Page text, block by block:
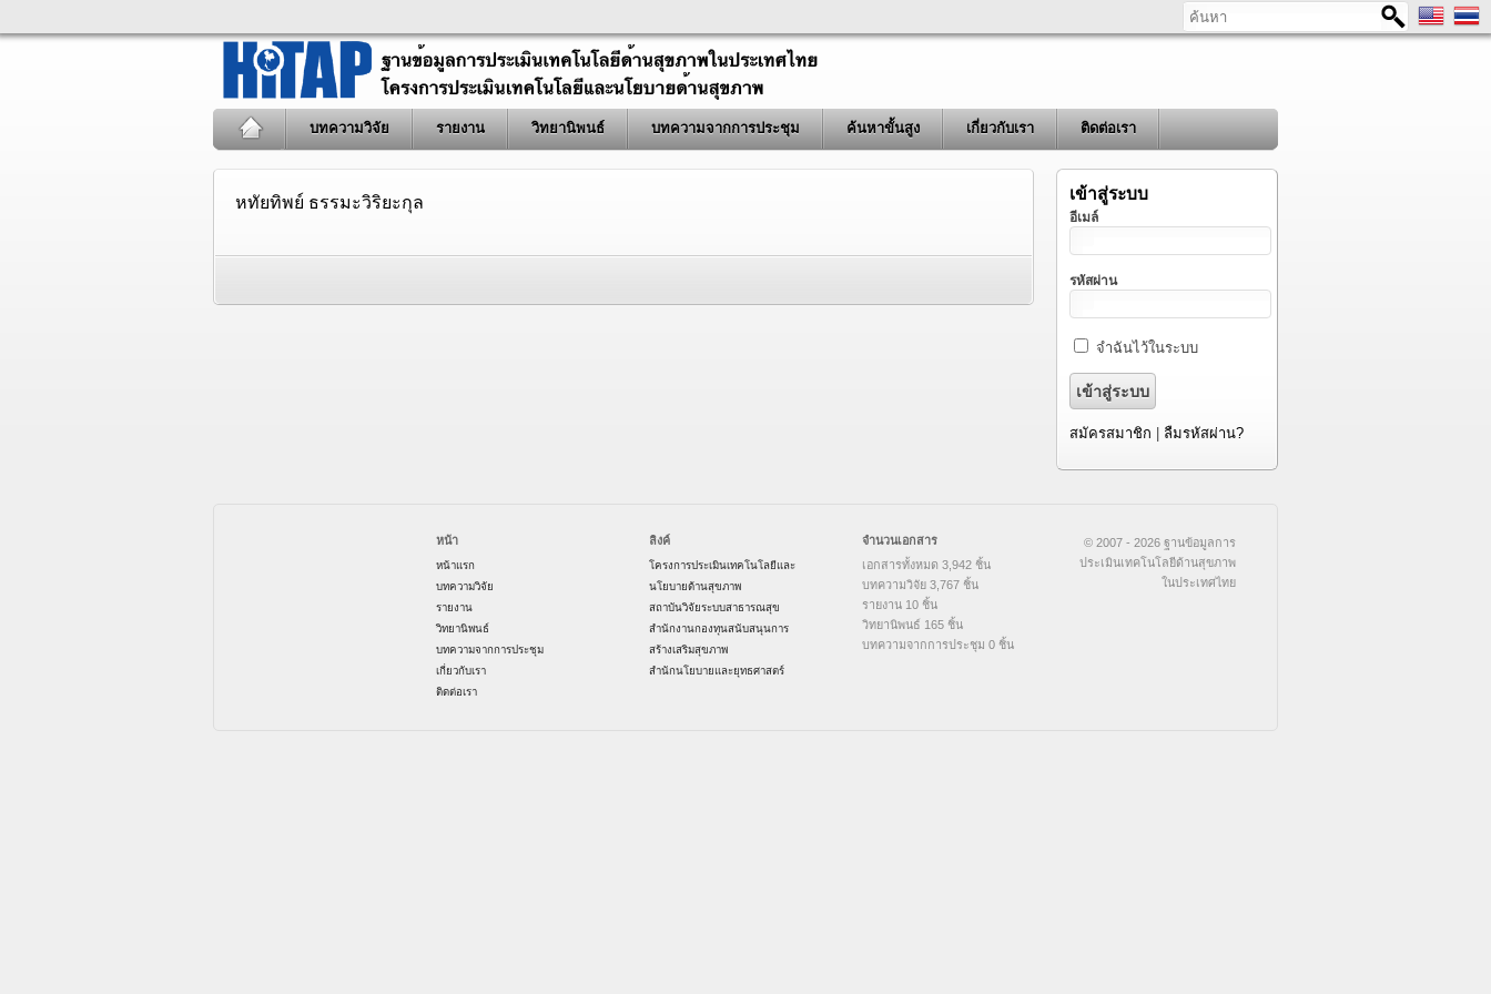
ค้นหา
บทความวิจัย รายงาน วิทยานิพนธ์ บทความจากการประชุม ค้นหาขั้นสูง เกี่ยวกับเรา ติดต่อเรา
หทัยทิพย์ ธรรมะวิริยะกุล เข้าสู่ระบบ
อีเมล์
รหัสผ่าน
จำฉันไว้ในระบบ
สมัครสมาชิก ลืมรหัสผ่าน?
หน้า
หน้าแรก
บทความวิจัย
รายงาน
วิทยานิพนธ์
บทความจากการประชุม
เกี่ยวกับเรา
ติดต่อเรา
ลิงค์
โครงการประเมินเทคโนโลยีและ
นโยบายด้านสุขภาพ
สถาบันวิจัยระบบสาธารณสุข
สำนักงานกองทุนสนับสนุนการ
สร้างเสริมสุขภาพ
สำนักนโยบายและยุทธศาสตร์
จำนวนเอกสาร
เอกสารทั้งหมด 3,942 ชิ้น
บทความวิจัย 3,767 ชิ้น
รายงาน 10 ชิ้น
วิทยานิพนธ์ 165 ชิ้น
บทความจากการประชุม 0 ชิ้น
© 2007 - 2026 ฐานข้อมูลการ
ประเมินเทคโนโลยีด้านสุขภาพ
ในประเทศไทย